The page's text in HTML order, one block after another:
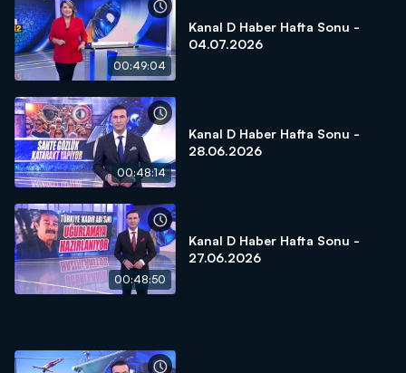
00:49:04
Kanal D Haber Hafta Sonu -
04.07.2026
00:48:14
Kanal D Haber Hafta Sonu -
28.06.2026
00:48:50
Kanal D Haber Hafta Sonu -
27.06.2026